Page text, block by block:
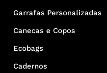
Garrafas Personalizadas
Canecas e Copos
Ecobags
Cadernos